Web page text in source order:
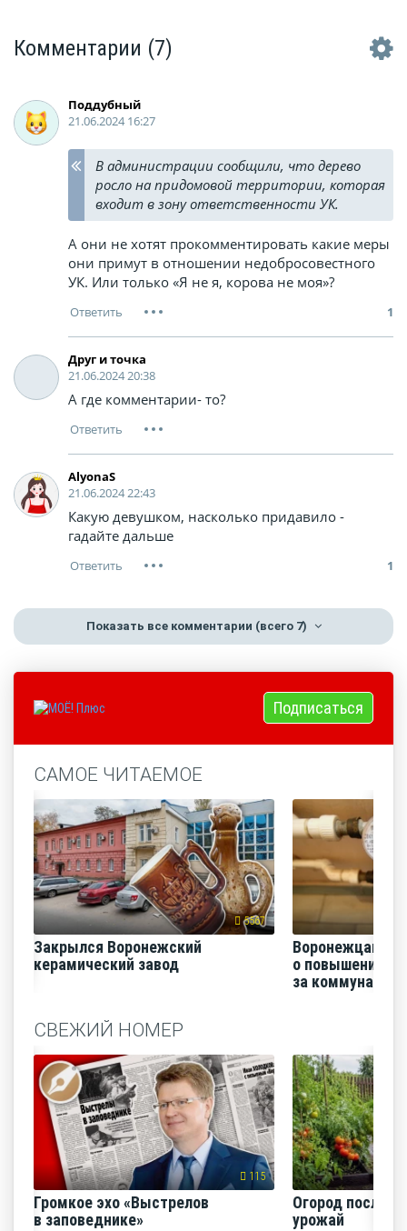
Комментарии (7)
Поддубный
21.06.2024 16:27
В администрации сообщили, что дерево
росло на придомовой территории, которая
входит в зону ответственности УК.
А они не хотят прокомментировать какие меры
они примут в отношении недобросовестного
УК. Или только «Я не я, корова не моя»?
1
Друг и точка
21.06.2024 20:38
А где комментарии- то?
AlyonaS
21.06.2024 22:43
Какую девушком, насколько придавило -
гадайте дальше
1
Показать все комментарии (всего 7)
Подписаться
САМОЕ ЧИТАЕМОЕ
5567
Закрылся Воронежский
керамический завод
Воронежцам
о повышении
за
СВЕЖИЙ НОМЕР
115
Громкое эхо «Выстрелов
в заповеднике»
Огород после
урожай